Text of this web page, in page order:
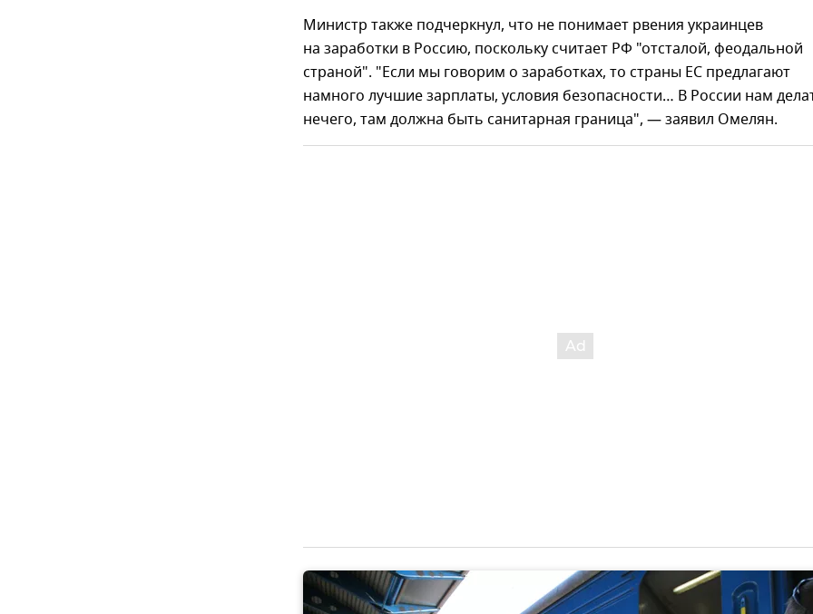
Министр также подчеркнул, что не понимает рвения украинцев
на заработки в Россию, поскольку считает РФ "отсталой, феодальной
страной". "Если мы говорим о заработках, то страны ЕС предлагают
намного лучшие зарплаты, условия безопасности… В России нам
нечего, там должна быть санитарная граница", — заявил Омелян.